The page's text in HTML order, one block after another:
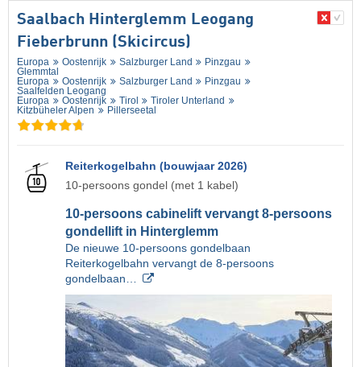
Saalbach Hinterglemm Leogang
Fieberbrunn (Skicircus)
Europa Oostenrijk Salzburger Land
Pinzgau
Glemmtal
Europa
Oostenrijk Salzburger Land
Pinzgau
Saalfelden Leogang
Europa
Oostenrijk Tirol
Tiroler Unterland
Kitzbüheler Alpen
Pillerseetal
Reiterkogelbahn (bouwjaar 2026)
10-persoons gondel (met 1 kabel)
10-persoons cabinelift vervangt 8-persoons
gondellift in Hinterglemm
De nieuwe 10-persoons gondelbaan
Reiterkogelbahn vervangt de 8-persoons
gondelbaan…